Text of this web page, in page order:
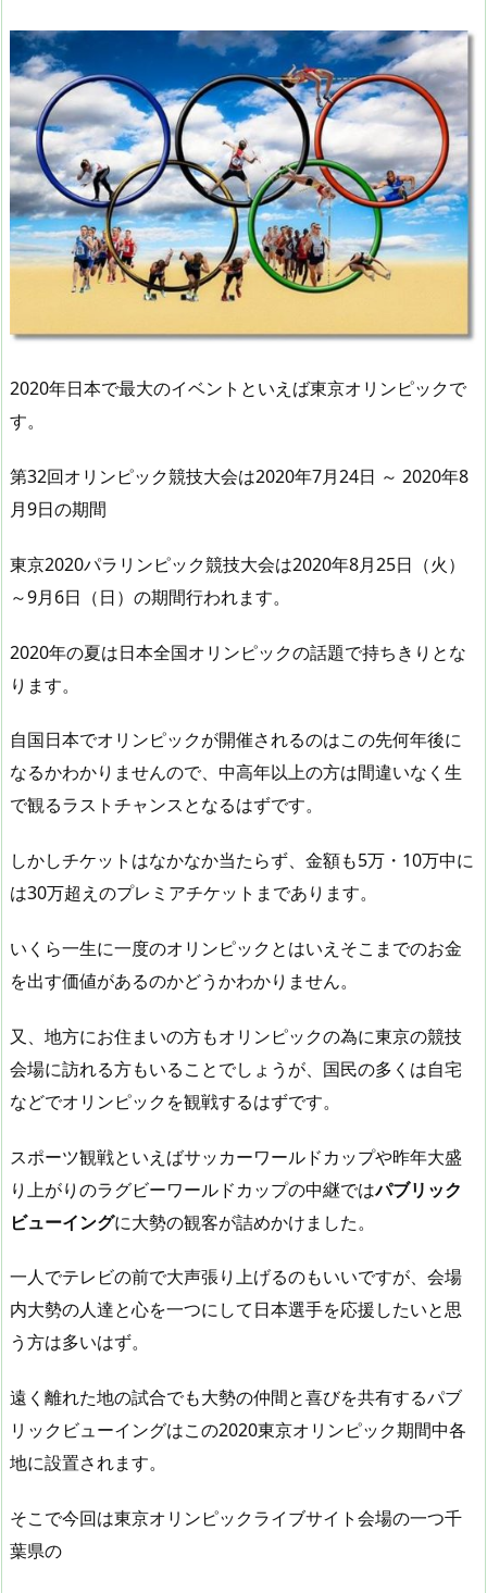
2020年日本で最大のイベントといえば東京オリンピックで
す。
第32回オリンピック競技大会は2020年7月24日 ～ 2020年8
月9日の期間
東京2020パラリンピック競技大会は2020年8月25日（火）
～9月6日（日）の期間行われます。
2020年の夏は日本全国オリンピックの話題で持ちきりとな
ります。
自国日本でオリンピックが開催されるのはこの先何年後に
なるかわかりませんので、中高年以上の方は間違いなく生
で観るラストチャンスとなるはずです。
しかしチケットはなかなか当たらず、金額も5万・10万中に
は30万超えのプレミアチケットまであります。
いくら一生に一度のオリンピックとはいえそこまでのお金
を出す価値があるのかどうかわかりません。
又、地方にお住まいの方もオリンピックの為に東京の競技
会場に訪れる方もいることでしょうが、国民の多くは自宅
などでオリンピックを観戦するはずです。
スポーツ観戦といえばサッカーワールドカップや昨年大盛
り上がりのラグビーワールドカップの中継ではパブリック
ビューイングに大勢の観客が詰めかけました。
一人でテレビの前で大声張り上げるのもいいですが、会場
内大勢の人達と心を一つにして日本選手を応援したいと思
う方は多いはず。
遠く離れた地の試合でも大勢の仲間と喜びを共有するパブ
リックビューイングはこの2020東京オリンピック期間中各
地に設置されます。
そこで今回は東京オリンピックライブサイト会場の一つ千
葉県の